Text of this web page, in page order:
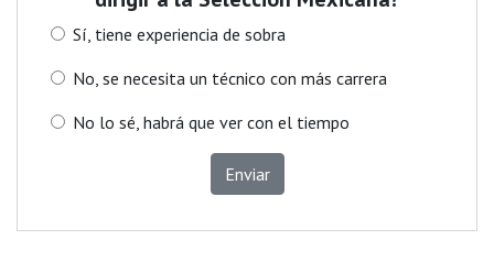
Sí, tiene experiencia de sobra
No, se necesita un técnico con más carrera
No lo sé, habrá que ver con el tiempo
Enviar